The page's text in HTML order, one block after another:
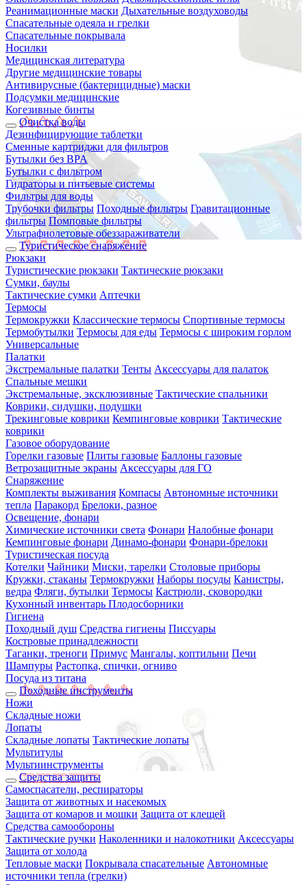
Реанимационные маски Дыхательные воздуховоды
Спасательные одеяла и грелки
Спасательные покрывала
Носилки
Медицинская литература
Другие медицинские товары
Антивирусные (бактерицидные) маски
Подсумки медицинские
Когезивные бинты
Очистка воды
Дезинфицирующие таблетки
Сменные картриджи для фильтров
Бутылки без BPA
Бутылки с фильтром
Гидраторы и питьевые системы
Фильтры для воды
Трубочки фильтры Походные фильтры Гравитационные
фильтры Помповые фильтры
Ультрафиолетовые обеззараживатели
Туристическое снаряжение
Рюкзаки
Туристические рюкзаки Тактические рюкзаки
Сумки, баулы
Тактические сумки Аптечки
Термосы
Термокружки Классические термосы Спортивные термосы
Термобутылки Термосы для еды Термосы с широким горлом
Универсальные
Палатки
Экстремальные палатки Тенты Аксессуары для палаток
Спальные мешки
Экстремальные, эксклюзивные Тактические спальники
Коврики, сидушки, подушки
Трекинговые коврики Кемпинговые коврики Тактические
коврики
Газовое оборудование
Горелки газовые Плиты газовые Баллоны газовые
Ветрозащитные экраны Аксессуары для ГО
Снаряжение
Комплекты выживания Компасы Автономные источники
тепла Паракорд Брелоки, разное
Освещение, фонари
Химические источники света Фонари Налобные фонари
Кемпинговые фонари Динамо-фонари Фонари-брелоки
Туристическая посуда
Котелки Чайники Миски, тарелки Столовые приборы
Кружки, стаканы Термокружки Наборы посуды Канистры,
ведра Фляги, бутылки Термосы Кастрюли, сковородки
Кухонный инвентарь Плодосборники
Гигиена
Походный душ Средства гигиены Писсуары
Костровые принадлежности
Таганки, треноги Примус Мангалы, коптильни Печи
Шампуры Растопка, спички, огниво
Посуда из титана
Походные инструменты
Ножи
Складные ножи
Лопаты
Складные лопаты Тактические лопаты
Мультитулы
Мультиинструменты
Средства защиты
Самоспасатели, респираторы
Защита от животных и насекомых
Защита от комаров и мошки Защита от клещей
Средства самообороны
Тактические ручки Наколенники и налокотники Аксессуары
Защита от холода
Тепловые маски Покрывала спасательные Автономные
источники тепла (грелки)